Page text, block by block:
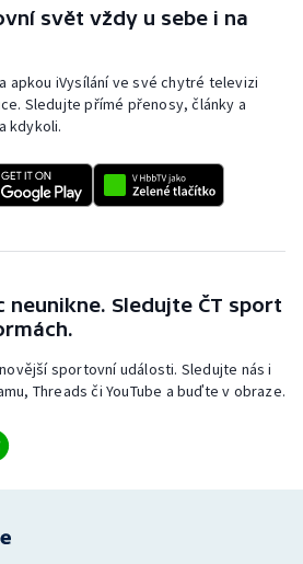
svět vždy u sebe i na
apkou iVysílání ve své chytré televizi
Sledujte přímé přenosy, články a
kdykoli.
neunikne. Sledujte ČT sport
sportovní události. Sledujte nás i
Threads či YouTube a buďte v obraze.